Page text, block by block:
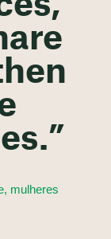
mulheres